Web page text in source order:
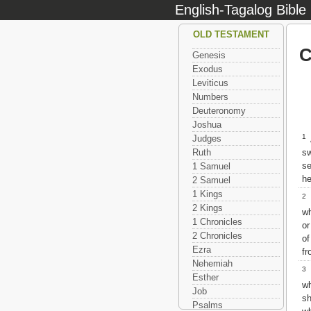
English-Tagalog Bible
1
2
3
OLD TESTAMENT
Genesis
Exodus
Leviticus
Numbers
Deuteronomy
Joshua
Judges
Ruth
1 Samuel
2 Samuel
1 Kings
2 Kings
1 Chronicles
2 Chronicles
Ezra
Nehemiah
Esther
Job
Psalms